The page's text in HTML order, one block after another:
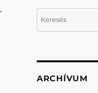
ARCHÍVUM